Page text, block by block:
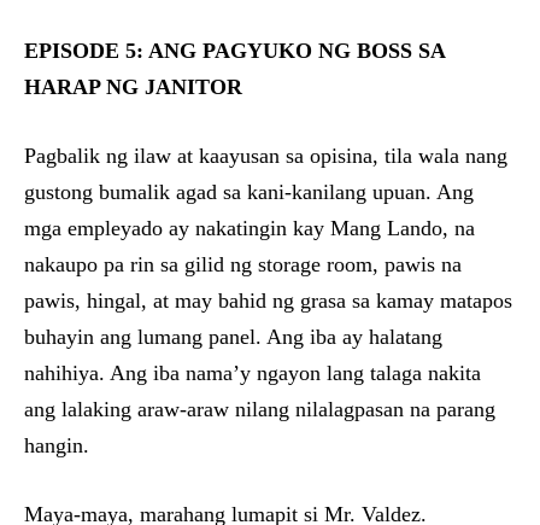
EPISODE 5: ANG PAGYUKO NG BOSS SA
HARAP NG JANITOR
Pagbalik ng ilaw at kaayusan sa opisina, tila wala nang
gustong bumalik agad sa kani-kanilang upuan. Ang
mga empleyado ay nakatingin kay Mang Lando, na
nakaupo pa rin sa gilid ng storage room, pawis na
pawis, hingal, at may bahid ng grasa sa kamay matapos
buhayin ang lumang panel. Ang iba ay halatang
nahihiya. Ang iba nama’y ngayon lang talaga nakita
ang lalaking araw-araw nilang nilalagpasan na parang
hangin.
Maya-maya, marahang lumapit si Mr. Valdez.